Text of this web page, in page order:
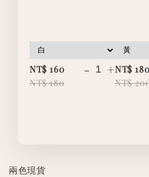
NT$ 160
NT$ 180
- +NT$ 180
NT$
兩色現貨